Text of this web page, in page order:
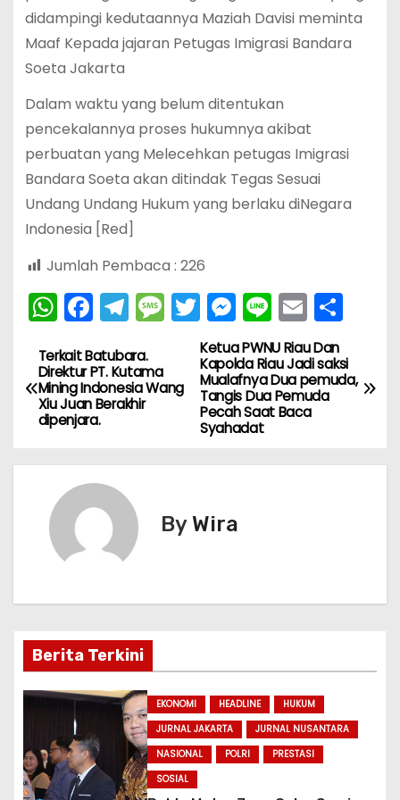
didampingi kedutaannya Maziah Davisi meminta
Maaf Kepada jajaran Petugas Imigrasi Bandara
Soeta Jakarta
Dalam waktu yang belum ditentukan
pencekalannya proses hukumnya akibat
perbuatan yang Melecehkan petugas Imigrasi
Bandara Soeta akan ditindak Tegas Sesuai
Undang Undang Hukum yang berlaku diNegara
Indonesia [Red]
Jumlah Pembaca : 226
W
h
a
ts
A
p
F
a
c
e
b
o
k
T
el
e
gr
a
M
e
s
e
T
w
itt
er
M
e
s
s
e
g
Li
n
e
E
m
ai
l
S
ar
e
N
a
v
i
p
o
Ketua PWNU Riau Dan
Kapolda Riau Jadi saksi
Mualafnya Dua pemuda,
Tangis Dua Pemuda
Pecah Saat Baca
Syahadat
Terkait Batubara.
Direktur PT. Kutama
Mining Indonesia Wang
Xiu Juan Berakhir
dipenjara.
By Wira
Berita Terkini
EKONOMI HEADLINE
HUKUM
JURNAL JAKARTA
JURNAL NUSANTARA
NASIONAL
POLRI
PRESTASI
SOSIAL